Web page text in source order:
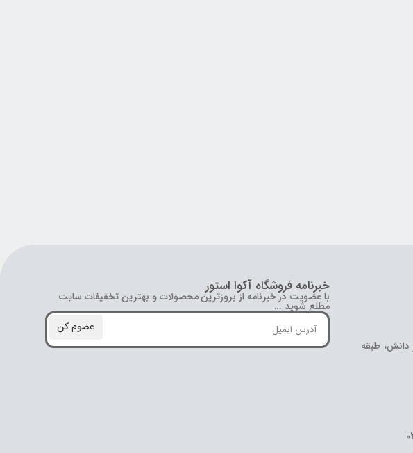
دانش، طبقه
خبرنامه فروشگاه آکوا استور
با عضویت در خبرنامه از بروز‌ترین محصولات و بهترین تخفیفات سایت
مطلع شوید ...
عضوم کن